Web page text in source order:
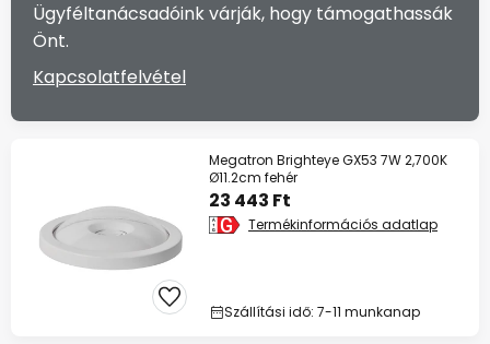
Ügyféltanácsadóink várják, hogy támogathassák
Önt.
Kapcsolatfelvétel
Megatron Brighteye GX53 7W 2,700K
Ø11.2cm fehér
23 443 Ft
Termékinformációs adatlap
Szállítási idő: 7-11 munkanap